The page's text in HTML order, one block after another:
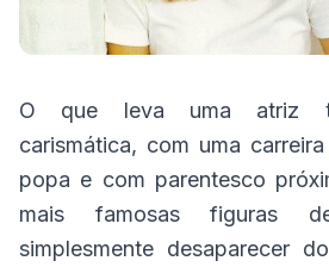
O que leva uma atriz
carismática, com uma
popa e com parentesco
mais famosas figuras
simplesmente desaparecer